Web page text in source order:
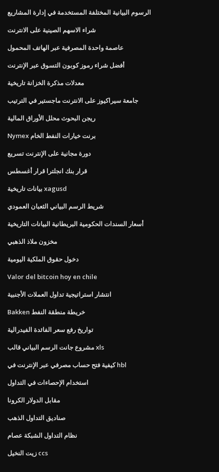
الرسوم البيانية المختلفة المستخدمة في إدارة المشاريع
شراء الاسهم الصينية على الانترنت
عاصمة واحدة المصرفية عبر الهاتف المحمول
أفضل شراء رموز كوبون التسوق عبر الإنترنت
معدلات مذكرة الخزانة تاريخية
جامعة سيراكيوز على الانترنت ماجستير في الترتيب
ريجن البحوث محلل الأوراق المالية
Nymex برنت خيارات النفط الخام
دورة مجانية على الإنترنت تسريع
قرار بنك انجلترا قرار أغسطس
بيانات تاريخية xagusd
شريط الرسم البياني الثعبان العمودي
أسعار السندات الحكومية البريطانية البيانات التاريخية
مخزون ملاذ الذهبي
دخول حقوق الملكية اليومية
Valor del bitcoin hoy en chile
انتشار استراتيجية تداول العملات الأجنبية
Bakken خريطة منطقة النفط
تواريخ رفع سعر الفائدة الفيدرالية
مشروع جانت الرسم البياني قالب xls
كيفية فتح حساب مصرفي عبر الإنترنت في hbl
استخدام الإحصاءات في التداول
مقابل الدولار الكرونا
صناديق التداول الذهب
نظام التداول الشبكة عصام
زيت النخيل ccs